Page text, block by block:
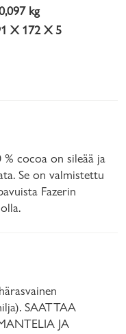
kg
X 172 X 5
cocoa on sileää ja
Se on valmistettu
Fazerin
SAATTAA
JA